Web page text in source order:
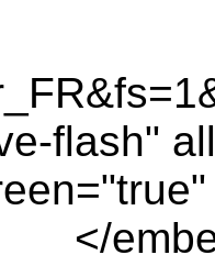
flash"
</